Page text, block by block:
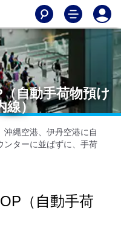
自動手荷物預け
線）
縄空港、伊丹空港に自
ンターに並ばずに、手荷
（自動手荷